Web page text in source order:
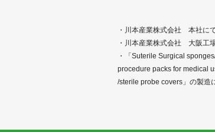
・川本産業株式会社 本社に
・川本産業株式会社 大阪工
・「Suterile Surgical
procedure packs for medical
/sterile probe covers」の製造